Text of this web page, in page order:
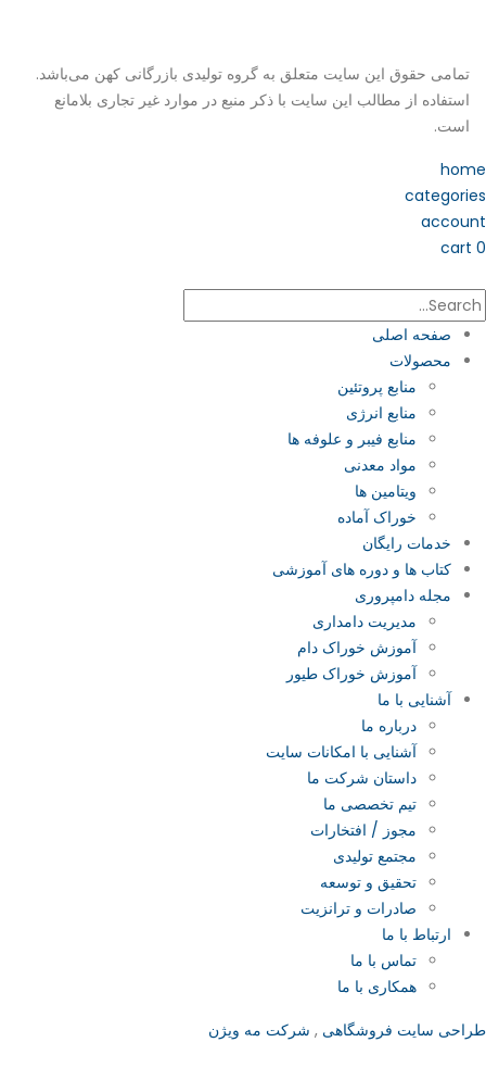
تمامی حقوق این سایت متعلق به گروه تولیدی بازرگانی کهن می‌باشد.
استفاده از مطالب این سایت با ذکر منبع در موارد غیر تجاری بلامانع
است.
home
categories
account
0
cart
صفحه اصلی
محصولات
منابع پروتئین
منابع انرژی
منابع فیبر و علوفه‌ ها
مواد معدنی
ویتامین ها
خوراک آماده
خدمات رایگان
کتاب‌ ها و دوره های آموزشی
مجله دامپروری
مدیریت دامداری
آموزش خوراک دام
آموزش خوراک طیور
آشنایی با ما
درباره ما
آشنایی با امکانات سایت
داستان شرکت ما
تیم تخصصی ما
مجوز / افتخارات
مجتمع تولیدی
تحقیق و توسعه
صادرات و ترانزیت
ارتباط با ما
تماس با ما
همکاری با ما
طراحی سایت فروشگاهی , شرکت مه ویژن